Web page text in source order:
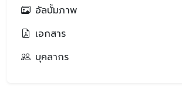
อัลบั้มภาพ
เอกสาร
บุคลากร